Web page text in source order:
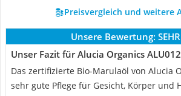
Preisvergleich und weitere
Unsere Bewertung:
Unser Fazit für Alucia Organics
Das zertifizierte Bio-Marulaöl von Alucia
sehr gute Pflege für Gesicht, Körper und